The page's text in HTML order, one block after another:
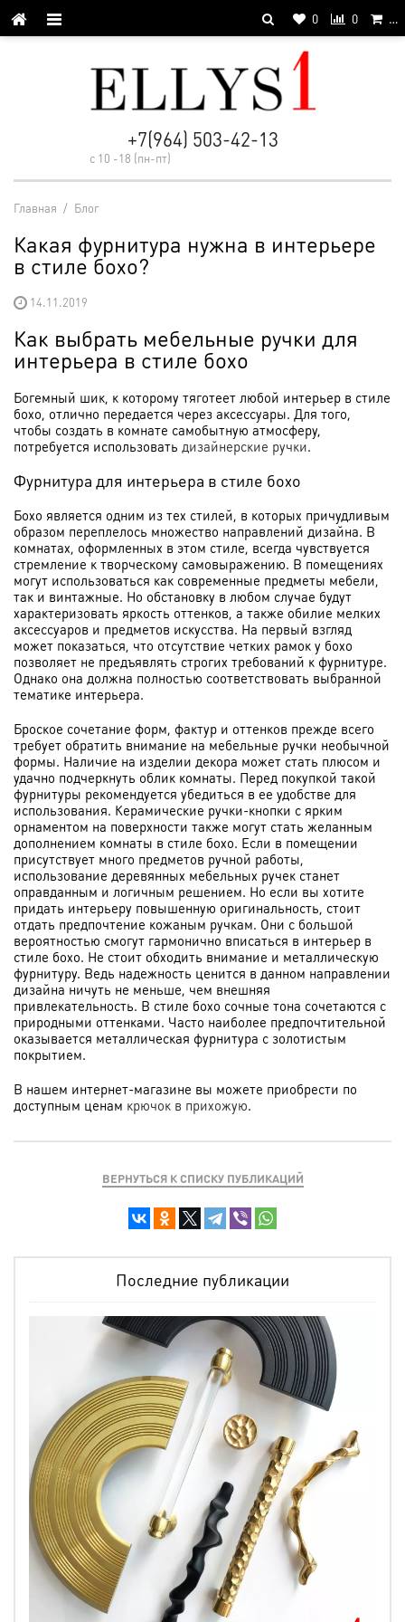
0 0 …
+7(964) 503-42-13
с 10 -18 (пн-пт)
Главная / Блог
Какая фурнитура нужна в интерьере
в стиле бохо?
14.11.2019
Как выбрать мебельные ручки для
интерьера в стиле бохо
Богемный шик, к которому тяготеет любой интерьер в стиле
бохо, отлично передается через аксессуары. Для того,
чтобы создать в комнате самобытную атмосферу,
потребуется использовать дизайнерские ручки.
Фурнитура для интерьера в стиле бохо
Бохо является одним из тех стилей, в которых причудливым
образом переплелось множество направлений дизайна. В
комнатах, оформленных в этом стиле, всегда чувствуется
стремление к творческому самовыражению. В помещениях
могут использоваться как современные предметы мебели,
так и винтажные. Но обстановку в любом случае будут
характеризовать яркость оттенков, а также обилие мелких
аксессуаров и предметов искусства. На первый взгляд
может показаться, что отсутствие четких рамок у бохо
позволяет не предъявлять строгих требований к фурнитуре.
Однако она должна полностью соответствовать выбранной
тематике интерьера.
Броское сочетание форм, фактур и оттенков прежде всего
требует обратить внимание на мебельные ручки необычной
формы. Наличие на изделии декора может стать плюсом и
удачно подчеркнуть облик комнаты. Перед покупкой такой
фурнитуры рекомендуется убедиться в ее удобстве для
использования. Керамические ручки-кнопки с ярким
орнаментом на поверхности также могут стать желанным
дополнением комнаты в стиле бохо. Если в помещении
присутствует много предметов ручной работы,
использование деревянных мебельных ручек станет
оправданным и логичным решением. Но если вы хотите
придать интерьеру повышенную оригинальность, стоит
отдать предпочтение кожаным ручкам. Они с большой
вероятностью смогут гармонично вписаться в интерьер в
стиле бохо. Не стоит обходить внимание и металлическую
фурнитуру. Ведь надежность ценится в данном направлении
дизайна ничуть не меньше, чем внешняя
привлекательность. В стиле бохо сочные тона сочетаются с
природными оттенками. Часто наиболее предпочтительной
оказывается металлическая фурнитура с золотистым
покрытием.
В нашем интернет-магазине вы можете приобрести по
доступным ценам крючок в прихожую.
ВЕРНУТЬСЯ К СПИСКУ ПУБЛИКАЦИЙ
Последние публикации